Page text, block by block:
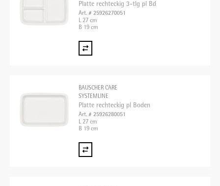
Platte rechteckig 3-tlg pl Bd
Art. # 25926270051
L 27 cm
B 19 cm
BAUSCHER CARE
SYSTEMLINE
Platte rechteckig pl Boden
Art. # 25926280051
L 27 cm
B 19 cm